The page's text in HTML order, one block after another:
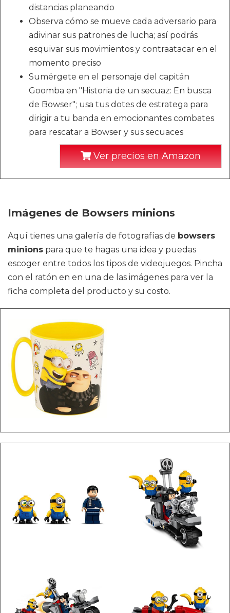
distancias planeando
Observa cómo se mueve cada adversario para
adivinar sus patrones de lucha; así podrás
esquivar sus movimientos y contraatacar en el
momento preciso
Sumérgete en el personaje del capitán
Goomba en "Historia de un secuaz: En busca
de Bowser"; usa tus dotes de estratega para
dirigir a tu banda en emocionantes combates
para rescatar a Bowser y sus secuaces
Ver precios en Amazon
Imágenes de Bowsers minions
Aquí tienes una galería de fotografías de bowsers
minions para que te hagas una idea y puedas
escoger entre todos los tipos de videojuegos. Pincha
con el ratón en en una de las imágenes para ver la
ficha completa del producto y su costo.